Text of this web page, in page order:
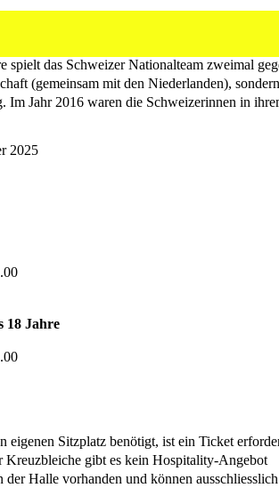
spielt das Schweizer Nationalteam zweimal
(gemeinsam mit den Niederlanden),
Im Jahr 2016 waren die Schweizerinnen in
2025
18 Jahre
eigenen Sitzplatz benötigt, ist ein Ticket
Kreuzbleiche gibt es kein Hospitality-Angebot
Halle vorhanden und können